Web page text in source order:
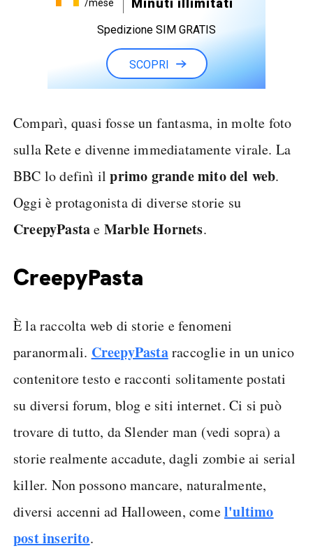
/mese Minuti illimitati
Spedizione SIM GRATIS
SCOPRI
Comparì, quasi fosse un fantasma, in molte foto
sulla Rete e divenne immediatamente virale. La
BBC lo definì ilprimo grande mito del web.
Oggi è protagonista di diverse storie su
CreepyPastae Marble Hornets.
CreepyPasta
È la raccolta web di storie e fenomeni
paranormali. CreepyPastaraccoglie in un unico
contenitore testo e racconti solitamente postati
su diversi forum, blog e siti internet. Ci si può
trovare di tutto, da Slender man (vedi sopra) a
storie realmente accadute, dagli zombie ai serial
killer. Non possono mancare, naturalmente,
diversi accenni ad Halloween, comel'ultimo
post inserito.